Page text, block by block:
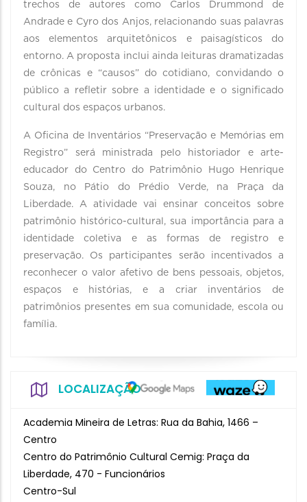
trechos de autores como Carlos Drummond de
Andrade e Cyro dos Anjos, relacionando suas palavras
aos elementos arquitetônicos e paisagísticos do
entorno. A proposta inclui ainda leituras dramatizadas
de crônicas e “causos” do cotidiano, convidando o
público a refletir sobre a identidade e o significado
cultural dos espaços urbanos.
A Oficina de Inventários “Preservação e Memórias em
Registro” será ministrada pelo historiador e arte-
educador do Centro do Patrimônio Hugo Henrique
Souza, no Pátio do Prédio Verde, na Praça da
Liberdade. A atividade vai ensinar conceitos sobre
patrimônio histórico-cultural, sua importância para a
identidade coletiva e as formas de registro e
preservação. Os participantes serão incentivados a
reconhecer o valor afetivo de bens pessoais, objetos,
espaços e histórias, e a criar inventários de
patrimônios presentes em sua comunidade, escola ou
família.
LOCALIZAÇÃO
Academia Mineira de Letras: Rua da Bahia, 1466 –
Centro
Centro do Patrimônio Cultural Cemig: Praça da
Liberdade, 470 - Funcionários
Centro-Sul